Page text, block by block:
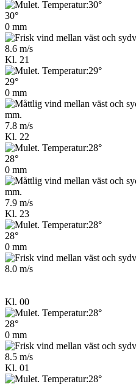
30°
0 mm
8.6 m/s
Kl. 21
29°
0 mm
7.8 m/s
Kl. 22
28°
0 mm
7.9 m/s
Kl. 23
28°
0 mm
8.0 m/s
Kl. 00
28°
0 mm
8.5 m/s
Kl. 01